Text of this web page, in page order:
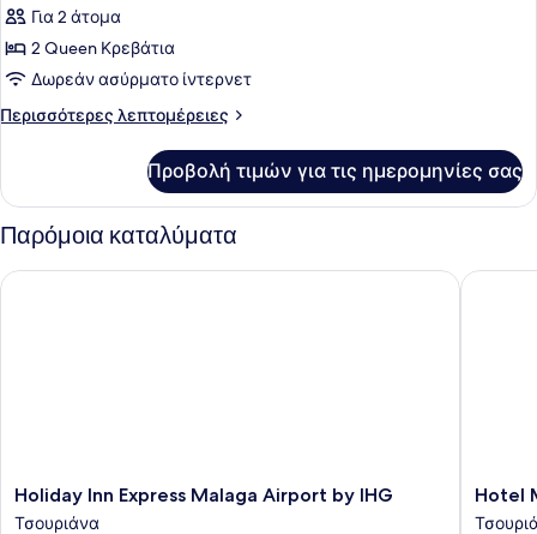
Superior
Δωμάτιο,
Θέα
Θάλασσα
Για 2 άτομα
2 Queen Κρεβάτια
Δωρεάν ασύρματο ίντερνετ
Περισσότερες λεπτομέρειες
Περισσότερες
Δωμάτιο,
Θέα
στη
Θάλασσα
Προβολή τιμών για τις ημερομηνίες σας
Παρόμοια καταλύματα
Holiday
Inn
Holiday Inn Express Malaga Airport by IHG
Τσουριάνα
Holiday Inn Express Malaga Airport by IHG
Hotel
Málaga
Hotel
Hotel